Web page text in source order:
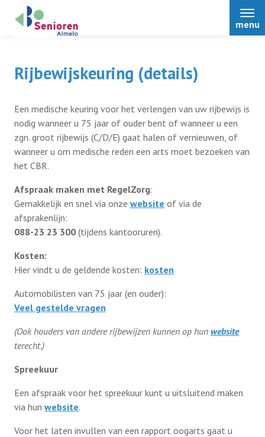
menu
Home
Over ons
Activiteiten
Bestuur
Contact
Rijbewijskeuring (details)
Een medische keuring voor het verlengen van uw rijbewijs is
nodig wanneer u 75 jaar of ouder bent of wanneer u een
zgn. groot rijbewijs (C/D/E) gaat halen of vernieuwen, of
wanneer u om medische reden een arts moet bezoeken van
het CBR.
Afspraak maken met RegelZorg:
Gemakkelijk en snel via onze website of via de
afsprakenlijn:
088-23 23 300 (tijdens kantooruren).
Kosten:
Hier vindt u de geldende kosten: kosten
Automobilisten van 75 jaar (en ouder):
Veel gestelde vragen
(Ook houders van andere rijbewijzen kunnen op hun website
terecht.)
Spreekuur
Een afspraak voor het spreekuur kunt u uitsluitend maken
via hun website.
Voor het laten invullen van een rapport oogarts gaat u